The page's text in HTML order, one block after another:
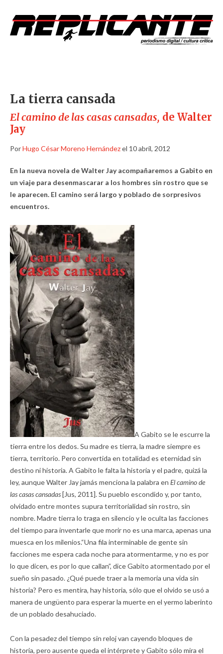
La tierra cansada
El camino de las casas cansadas, de Walter
Jay
PorHugo César Moreno Hernándezel 10 abril, 2012
En la nueva novela de Walter Jay acompañaremos a Gabito en
un viaje para desenmascarar a los hombres sin rostro que se
le aparecen. El camino será largo y poblado de sorpresivos
encuentros.
A Gabito se le escurre la
tierra entre los dedos. Su madre es tierra, la madre siempre es
tierra, territorio. Pero convertida en totalidad es eternidad sin
destino ni historia. A Gabito le falta la historia y el padre, quizá la
ley, aunque Walter Jay jamás menciona la palabra en El camino de
las casas cansadas[Jus, 2011]. Su pueblo escondido y, por tanto,
olvidado entre montes supura territorialidad sin rostro, sin
nombre. Madre tierra lo traga en silencio y le oculta las facciones
del tiempo para inventarle que morir no es una marca, apenas una
muesca en los milenios.“Una fila interminable de gente sin
facciones me espera cada noche para atormentarme, y no es por
lo que dicen, es por lo que callan”, dice Gabito atormentado por el
sueño sin pasado. ¿Qué puede traer a la memoria una vida sin
historia? Pero es mentira, hay historia, sólo que el olvido se usó a
manera de ungüento para esperar la muerte en el yermo laberinto
de un poblado desahuciado.
Con la pesadez del tiempo sin reloj van cayendo bloques de
historia, pero ausente queda el intérprete y Gabito sólo mira el